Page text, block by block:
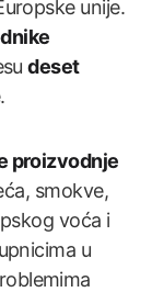
unije.
deset
proizvodnje
smokve,
voća i
u